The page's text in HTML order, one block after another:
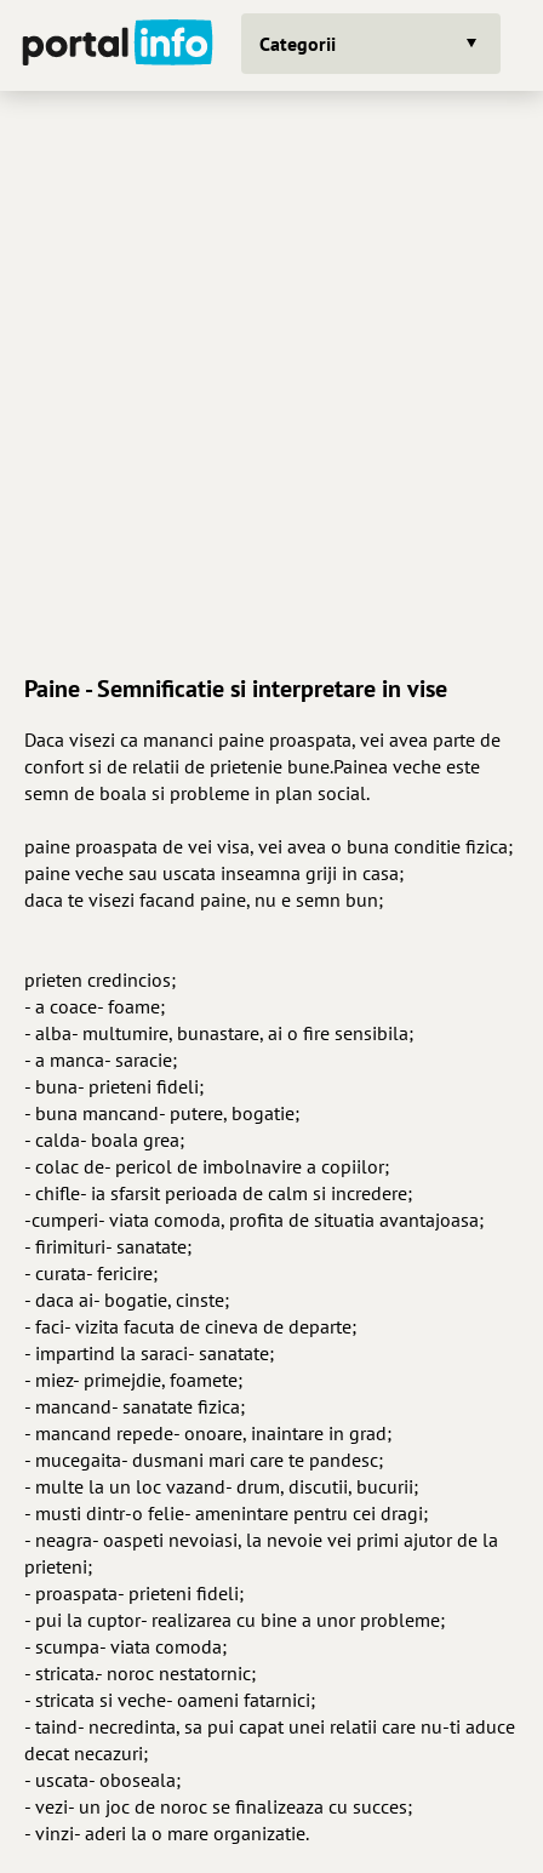
Categorii
Paine - Semnificatie si interpretare in vise
Daca visezi ca mananci paine proaspata, vei avea parte de
confort si de relatii de prietenie bune.Painea veche este
semn de boala si probleme in plan social.
paine proaspata de vei visa, vei avea o buna conditie fizica;
paine veche sau uscata inseamna griji in casa;
daca te visezi facand paine, nu e semn bun;
prieten credincios;
- a coace- foame;
- alba- multumire, bunastare, ai o fire sensibila;
- a manca- saracie;
- buna- prieteni fideli;
- buna mancand- putere, bogatie;
- calda- boala grea;
- colac de- pericol de imbolnavire a copiilor;
- chifle- ia sfarsit perioada de calm si incredere;
-cumperi- viata comoda, profita de situatia avantajoasa;
- firimituri- sanatate;
- curata- fericire;
- daca ai- bogatie, cinste;
- faci- vizita facuta de cineva de departe;
- impartind la saraci- sanatate;
- miez- primejdie, foamete;
- mancand- sanatate fizica;
- mancand repede- onoare, inaintare in grad;
- mucegaita- dusmani mari care te pandesc;
- multe la un loc vazand- drum, discutii, bucurii;
- musti dintr-o felie- amenintare pentru cei dragi;
- neagra- oaspeti nevoiasi, la nevoie vei primi ajutor de la
prieteni;
- proaspata- prieteni fideli;
- pui la cuptor- realizarea cu bine a unor probleme;
- scumpa- viata comoda;
- stricata.- noroc nestatornic;
- stricata si veche- oameni fatarnici;
- taind- necredinta, sa pui capat unei relatii care nu-ti aduce
decat necazuri;
- uscata- oboseala;
- vezi- un joc de noroc se finalizeaza cu succes;
- vinzi- aderi la o mare organizatie.